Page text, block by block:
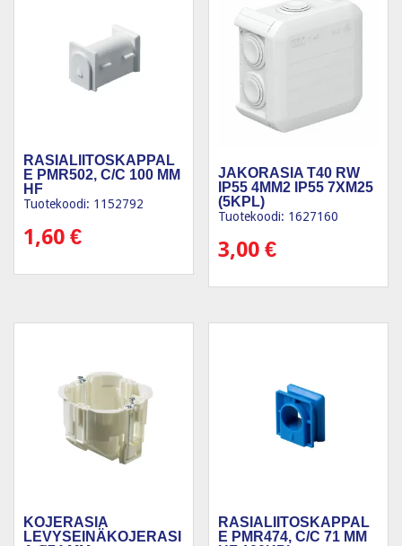
RASIALIITOSKAPPAL
E PMR502, C/C 100 MM
HF
Tuotekoodi: 1152792
1,60 €
JAKORASIA T40 RW
IP55 4MM2 IP55 7XM25
(5KPL)
Tuotekoodi: 1627160
3,00€
KOJERASIA
LEVYSEINÄKOJERASI
RASIALIITOSKAPPAL
E PMR474, C/C 71 MM